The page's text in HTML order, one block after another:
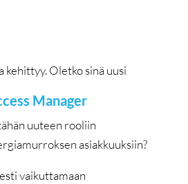
kehittyy. Oletko sinä uusi
Manager
uuteen rooliin
asiakkuuksiin?
vaikuttamaan